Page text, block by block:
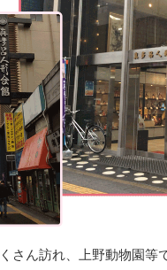
さん訪れ、上野動物園等